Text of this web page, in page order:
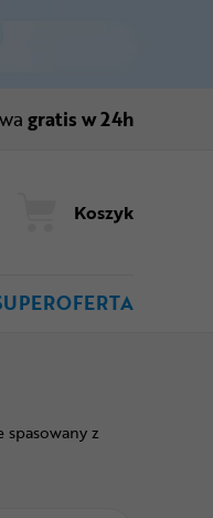
gratis w 24h
Koszyk
z